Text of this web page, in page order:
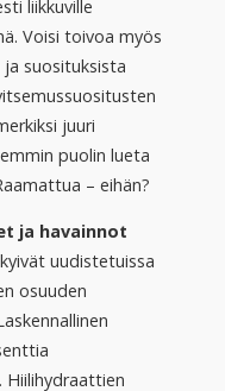
liikkuville
Voisi toivoa myös
suosituksista
juuri
puolin lueta
– eihän?
ja havainnot
uudistetuissa
osuuden
Hiilihydraattien